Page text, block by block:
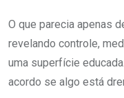
O que parecia apenas
revelando controle,
uma superfície
acordo se algo está